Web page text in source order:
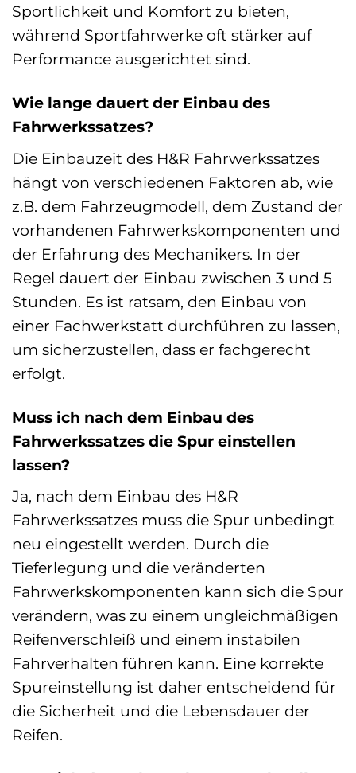
Sportlichkeit und Komfort zu bieten,
während Sportfahrwerke oft stärker auf
Performance ausgerichtet sind.
Wie lange dauert der Einbau des
Fahrwerkssatzes?
Die Einbauzeit des H&R Fahrwerkssatzes
hängt von verschiedenen Faktoren ab, wie
z.B. dem Fahrzeugmodell, dem Zustand der
vorhandenen Fahrwerkskomponenten und
der Erfahrung des Mechanikers. In der
Regel dauert der Einbau zwischen 3 und 5
Stunden. Es ist ratsam, den Einbau von
einer Fachwerkstatt durchführen zu lassen,
um sicherzustellen, dass er fachgerecht
erfolgt.
Muss ich nach dem Einbau des
Fahrwerkssatzes die Spur einstellen
lassen?
Ja, nach dem Einbau des H&R
Fahrwerkssatzes muss die Spur unbedingt
neu eingestellt werden. Durch die
Tieferlegung und die veränderten
Fahrwerkskomponenten kann sich die Spur
verändern, was zu einem ungleichmäßigen
Reifenverschleiß und einem instabilen
Fahrverhalten führen kann. Eine korrekte
Spureinstellung ist daher entscheidend für
die Sicherheit und die Lebensdauer der
Reifen.